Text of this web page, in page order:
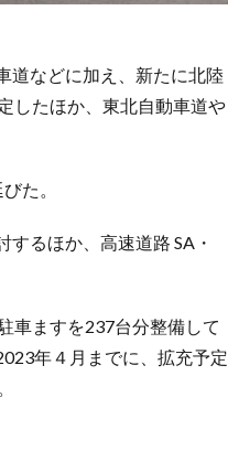
道などに加え、新たに北陸
したほか、東北自動車道や
た。
るほか、高速道路 SA・
車ますを237台分整備して
年４月までに、拡充予定